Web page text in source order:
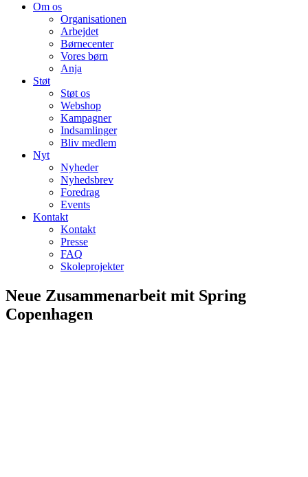
Om os
Organisationen
Arbejdet
Børnecenter
Vores børn
Anja
Støt
Støt os
Webshop
Kampagner
Indsamlinger
Bliv medlem
Nyt
Nyheder
Nyhedsbrev
Foredrag
Events
Kontakt
Kontakt
Presse
FAQ
Skoleprojekter
Neue Zusammenarbeit mit Spring
Copenhagen